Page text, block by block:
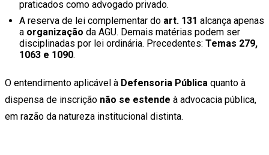
praticados como advogado privado.
A reserva de lei complementar do art. 131 alcança apenas
a organização da AGU. Demais matérias podem ser
disciplinadas por lei ordinária. Precedentes: Temas 279,
1063 e 1090.
O entendimento aplicável à Defensoria Pública quanto à
dispensa de inscrição não se estende à advocacia pública,
em razão da natureza institucional distinta.